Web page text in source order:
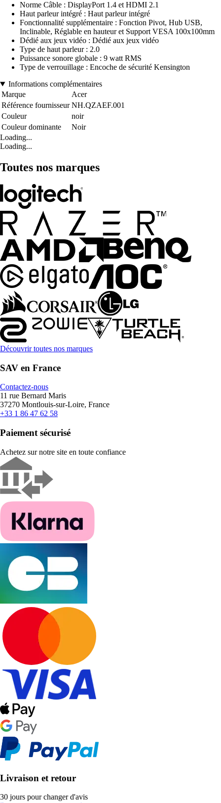
Norme Câble : DisplayPort 1.4 et HDMI 2.1
Haut parleur intégré : Haut parleur intégré
Fonctionnalité supplémentaire : Fonction Pivot, Hub USB,
Inclinable, Réglable en hauteur et Support VESA 100x100mm
Dédié aux jeux vidéo : Dédié aux jeux vidéo
Type de haut parleur : 2.0
Puissance sonore globale : 9 watt RMS
Type de verrouillage : Encoche de sécurité Kensington
Informations complémentaires
Marque
Acer
Référence fournisseur NH.QZAEF.001
Couleur
noir
Couleur dominante
Noir
Loading...
Loading...
Toutes nos marques
Découvrir toutes nos marques
SAV en France
Contactez-nous
11 rue Bernard Maris
37270 Montlouis-sur-Loire, France
+33 1 86 47 62 58
Paiement sécurisé
Achetez sur notre site en toute confiance
Livraison et retour
30 jours pour changer d'avis